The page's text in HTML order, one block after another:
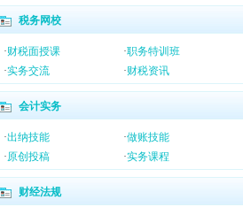
税务网校
·财税面授课 ·职务特训班
·实务交流 ·财税资讯
会计实务
·出纳技能 ·做账技能
·原创投稿 ·实务课程
财经法规